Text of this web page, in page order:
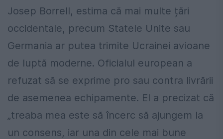
Josep Borrell, estima că mai multe țări
occidentale, precum Statele Unite sau
Germania ar putea trimite Ucrainei avioane
de luptă moderne. Oficialul european a
refuzat să se exprime pro sau contra livrării
de asemenea echipamente. El a precizat că
„treaba mea este să încerc să ajungem la
un consens, iar una din cele mai bune